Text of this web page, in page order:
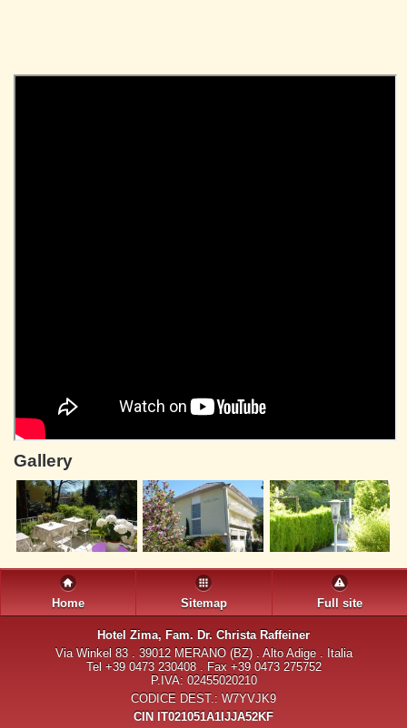
Gallery
Home Sitemap Full site
Hotel Zima, Fam. Dr. Christa Raffeiner
Via Winkel 83 . 39012 MERANO (BZ) . Alto Adige . Italia
Tel +39 0473 230408 . Fax +39 0473 275752
P.IVA: 02455020210
CODICE DEST.: W7YVJK9
CIN IT021051A1IJJA52KF